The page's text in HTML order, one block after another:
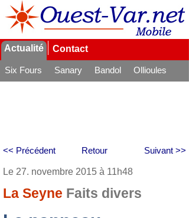
Actualité Contact
Six Fours Sanary Bandol
Ollioules
Retour
<< Précédent Suivant >>
Le 27. novembre 2015 à 11h48
La Seyne Faits divers